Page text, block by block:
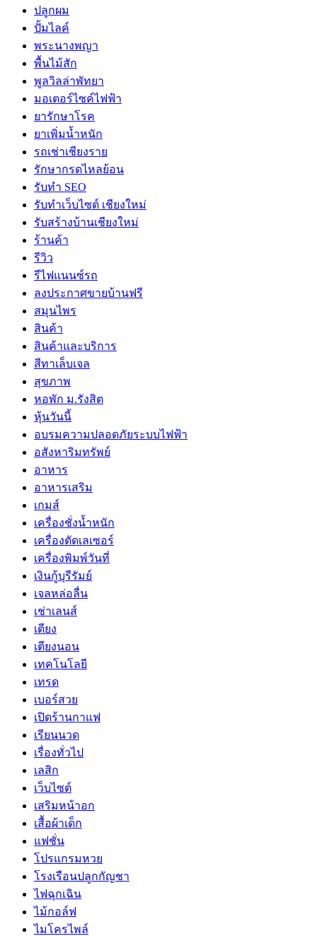
ปลูกผม
ปั้มไลค์
พระนางพญา
พื้นไม้สัก
พูลวิลล่าพัทยา
มอเตอร์ไซค์ไฟฟ้า
ยารักษาโรค
ยาเพิ่มน้ำหนัก
รถเช่าเชียงราย
รักษากรดไหลย้อน
รับทำ SEO
รับทำเว็บไซต์ เชียงใหม่
รับสร้างบ้านเชียงใหม่
ร้านค้า
รีวิว
รีไฟแนนซ์รถ
ลงประกาศขายบ้านฟรี
สมุนไพร
สินค้า
สินค้าและบริการ
สีทาเล็บเจล
สุขภาพ
หอพัก ม.รังสิต
หุ้นวันนี้
อบรมความปลอดภัยระบบไฟฟ้า
อสังหาริมทรัพย์
อาหาร
อาหารเสริม
เกมส์
เครื่องชั่งน้ำหนัก
เครื่องตัดเลเซอร์
เครื่องพิมพ์วันที่
เงินกู้บุรีรัมย์
เจลหล่อลื่น
เช่าเลนส์
เตียง
เตียงนอน
เทคโนโลยี
เทรด
เบอร์สวย
เปิดร้านกาแฟ
เรียนนวด
เรื่องทั่วไป
เลสิก
เว็บไซต์
เสริมหน้าอก
เสื้อผ้าเด็ก
แฟชั่น
โปรแกรมหวย
โรงเรือนปลูกกัญชา
ไฟฉุกเฉิน
ไม้กอล์ฟ
ไมโครไพล์